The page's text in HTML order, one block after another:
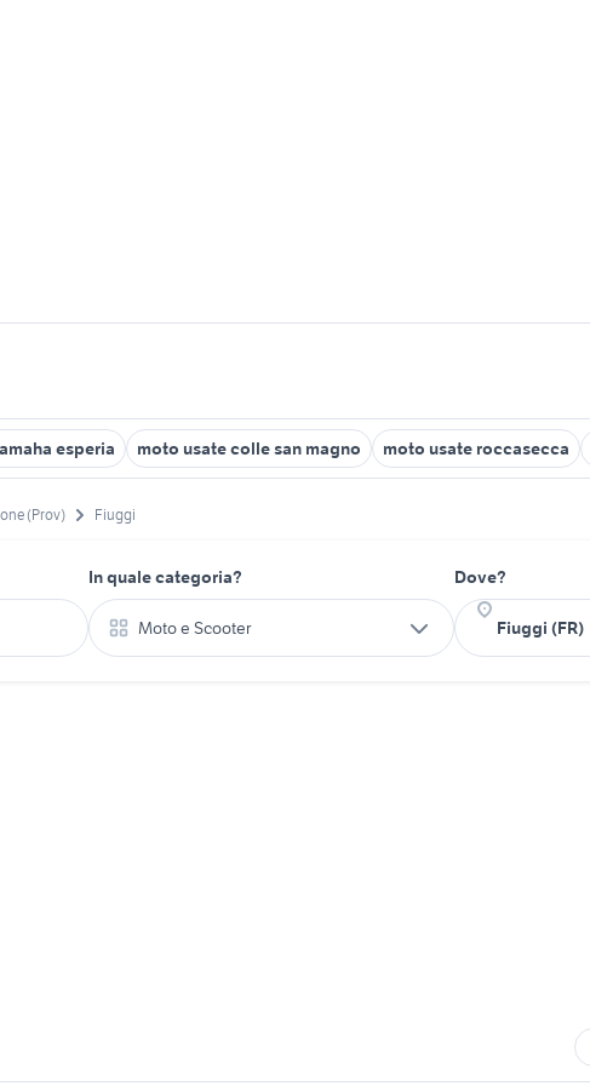
esperia moto usate colle san magno moto usate roccasecca
(Prov) Fiuggi
In quale categoria?
Moto e Scooter
Dove?